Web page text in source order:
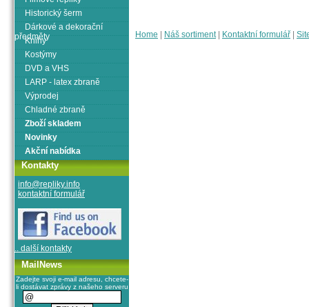
Home Náš sortiment| Kontaktní formulář
Historický šerm
Dárkové a dekorační
předměty
Knihy
Kostýmy
DVD a VHS
LARP - latex zbraně
Výprodej
Chladné zbraně
Zboží skladem
Novinky
Akční nabídka
Kontakty
info@repliky.info
kontaktní formulář
.. další kontakty
MailNews
Zadejte svoji e-mail adresu, chcete-
li dostávat zprávy z našeho serveru